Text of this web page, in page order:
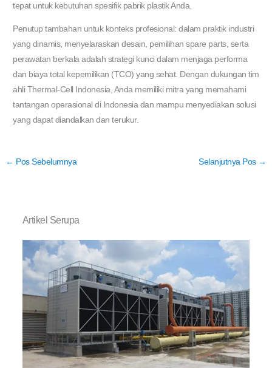
tepat untuk kebutuhan spesifik pabrik plastik Anda.
Penutup tambahan untuk konteks profesional: dalam praktik industri
yang dinamis, menyelaraskan desain, pemilihan spare parts, serta
perawatan berkala adalah strategi kunci dalam menjaga performa
dan biaya total kepemilikan (TCO) yang sehat. Dengan dukungan tim
ahli Thermal-Cell Indonesia, Anda memiliki mitra yang memahami
tantangan operasional di Indonesia dan mampu menyediakan solusi
yang dapat diandalkan dan terukur.
← Pos Sebelumnya Selanjutnya Pos →
Artikel Serupa